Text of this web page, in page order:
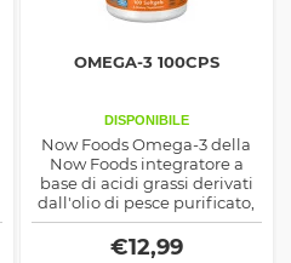
OMEGA-3 100CPS
DISPONIBILE
Now Foods Omega-3 della
Now Foods integratore a
base di acidi grassi derivati
dall'olio di pesce purificato,
inibisce la formazione dei
Radicali Liberi
€12,99